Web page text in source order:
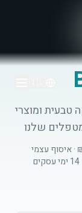
טבעית ומוצרי
שלנו
🚚 משלוח ₪40 · משלוח חינם בקנייה מעל ₪500 · איסוף עצמי